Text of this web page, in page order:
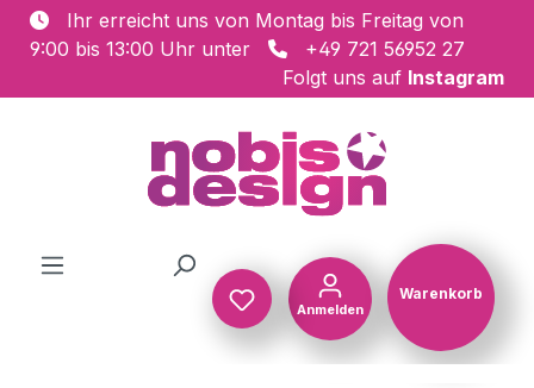
Zum Hauptinhalt springen
Ihr erreicht uns von Montag bis Freitag von
9:00 bis 13:00 Uhr unter
+49 721 56952 27
Folgt uns auf Instagram
Anmelden
Warenkorb